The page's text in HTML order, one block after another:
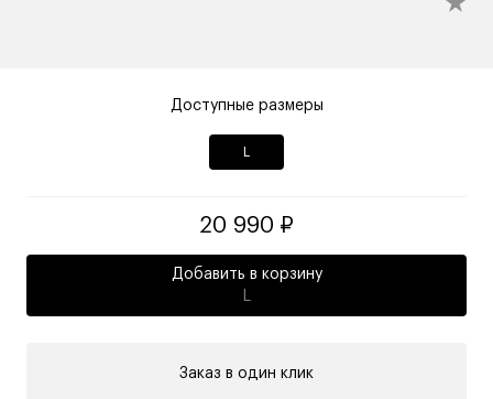
Доступные размеры
20 990 ₽
Добавить в корзину
L
Заказ в один клик